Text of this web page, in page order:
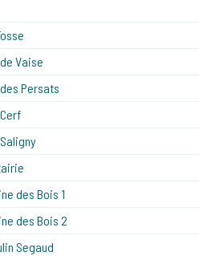
Vaise
Persats
des Bois 1
des Bois 2
Segaud